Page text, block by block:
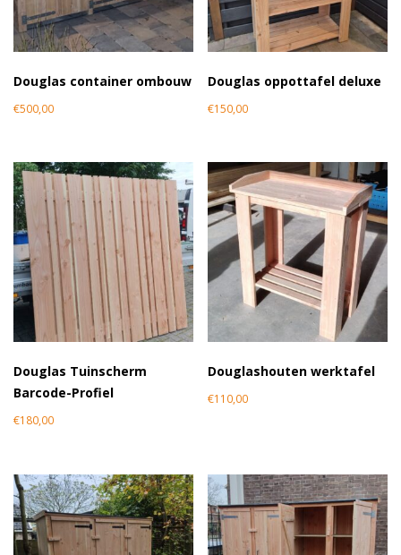
Douglas container ombouw
€500,00
Douglas oppottafel deluxe
€150,00
Douglas Tuinscherm
Barcode-Profiel
€180,00
Douglashouten werktafel
€110,00